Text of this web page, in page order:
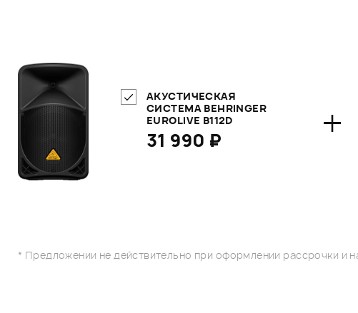
АКУСТИЧЕСКАЯ
СИСТЕМА BEHRINGER
EUROLIVE B112D
31 990 ₽ +
* Предложении не действительно при оформлении рассрочки и